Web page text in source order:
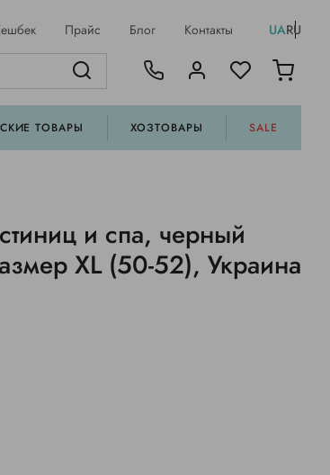
Прайс Блог Контакты UARU
ТОВАРЫ ХОЗТОВАРЫ SALE
и спа, черный
XL (50-52), Украина